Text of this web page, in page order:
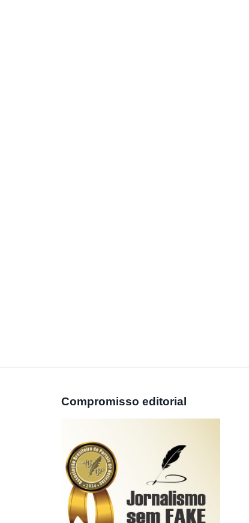
Compromisso editorial